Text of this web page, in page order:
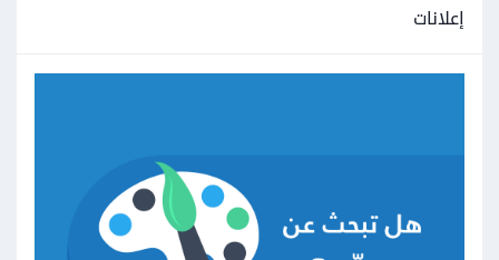
إعلانات